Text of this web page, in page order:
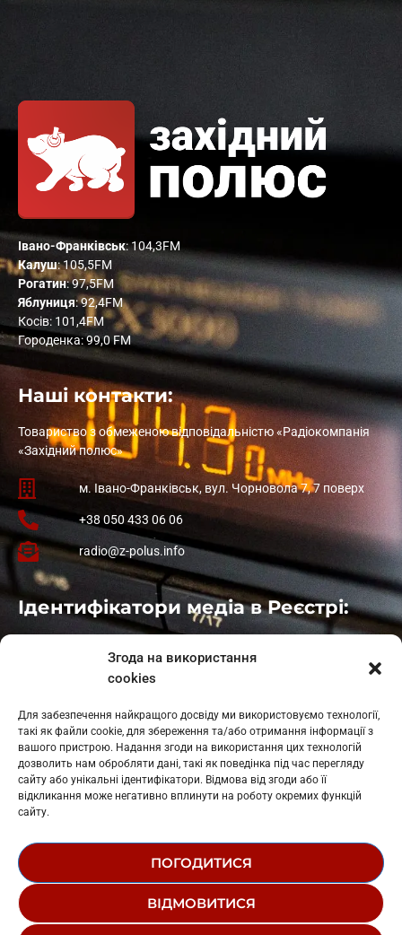
Згода на використання
cookies
Для забезпечення найкращого досвіду ми використовуємо технології,
такі як файли cookie, для збереження та/або отримання інформації з
вашого пристрою. Надання згоди на використання цих технологій
дозволить нам обробляти дані, такі як поведінка під час перегляду
сайту або унікальні ідентифікатори. Відмова від згоди або її
відкликання може негативно вплинути на роботу окремих функцій
сайту.
ПОГОДИТИСЯ
ВІДМОВИТИСЯ
Івано-Франківськ: 104,3FM
Калуш: 105,5FM
Рогатин: 97,5FM
Яблуниця: 92,4FM
Косів: 101,4FM
Городенка: 99,0 FM
Наші контакти:
Товариство з обмеженою відповідальністю «Радіокомпанія
«Західний полюс»
м. Івано-Франківськ, вул. Чорновола 7, 7 поверх
+38 050 433 06 06
radio@z-polus.info
Ідентифікатори медіа в Реєстрі:
: L11-01410
: L11-01801
Косів: L11-01805
Гарасимів: L11-02274
© 1995-2026 РК «ЗАХІДНИЙ ПОЛЮС»
РЕДАКЦІЙНИЙ СТАТУТ